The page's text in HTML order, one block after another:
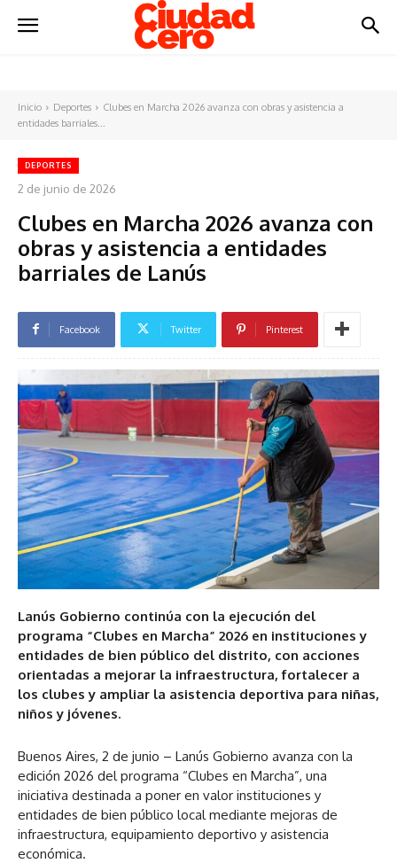
Inicio Deportes
Clubes en Marcha 2026 avanza con obras y asistencia a
entidades barriales...
DEPORTES
2 de junio de 2026
Clubes en Marcha 2026 avanza con
obras y asistencia a entidades
barriales de Lanús
Facebook Twitter Pinterest
Lanús Gobierno continúa con la ejecución del
programa “Clubes en Marcha” 2026 en instituciones y
entidades de bien público del distrito, con acciones
orientadas a mejorar la infraestructura, fortalecer a
los clubes y ampliar la asistencia deportiva para niñas,
niños y jóvenes.
Buenos Aires, 2 de junio – Lanús Gobierno avanza con la
edición 2026 del programa “Clubes en Marcha”, una
iniciativa destinada a poner en valor instituciones y
entidades de bien público local mediante mejoras de
infraestructura, equipamiento deportivo y asistencia
económica.